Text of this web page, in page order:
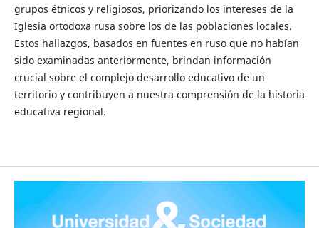
grupos étnicos y religiosos, priorizando los intereses de la
Iglesia ortodoxa rusa sobre los de las poblaciones locales.
Estos hallazgos, basados en fuentes en ruso que no habían
sido examinadas anteriormente, brindan información
crucial sobre el complejo desarrollo educativo de un
territorio y contribuyen a nuestra comprensión de la historia
educativa regional.